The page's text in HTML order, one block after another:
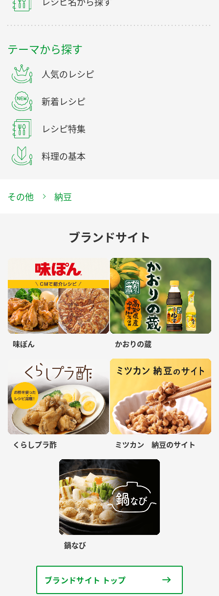
テーマから探す
人気のレシピ
新着レシピ
レシピ特集
料理の基本
その他 納豆
ブランドサイト
味ぽん かおりの蔵
くらしプラ酢 ミツカン 納豆のサイト
鍋なび
ブランドサイト トップ